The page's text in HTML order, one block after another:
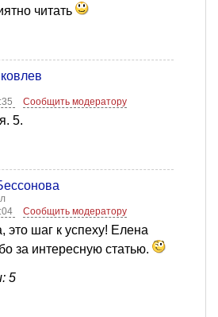
читать
Сообщить модератору
5.
Сообщить модератору
это шаг к успеху! Елена
за интересную статью.
5